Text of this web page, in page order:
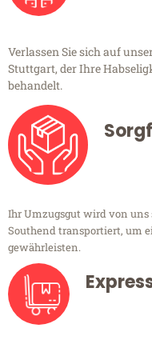
Verlassen Sie sich auf
Stuttgart, der Ihre
behandelt.
Ihr Umzugsgut wird von
Southend transportiert, um
gewährleisten.